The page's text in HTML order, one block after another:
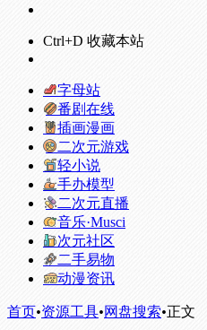
Ctrl+D 收藏本站
字母站
番剧在线
插画漫画
二次元游戏
轻小说
手办模型
二次元直播
音乐·Musci
次元社区
二手易物
动漫资讯
首页•资源工具•网盘搜索•正文